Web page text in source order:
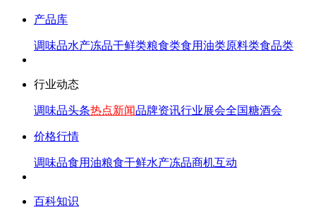
产品库
调味品水产冻品干鲜类粮食类食用油类原料类食品类
行业动态
调味品头条热点新闻品牌资讯行业展会全国糖酒会
价格行情
调味品食用油粮食干鲜水产冻品商机互动
百科知识